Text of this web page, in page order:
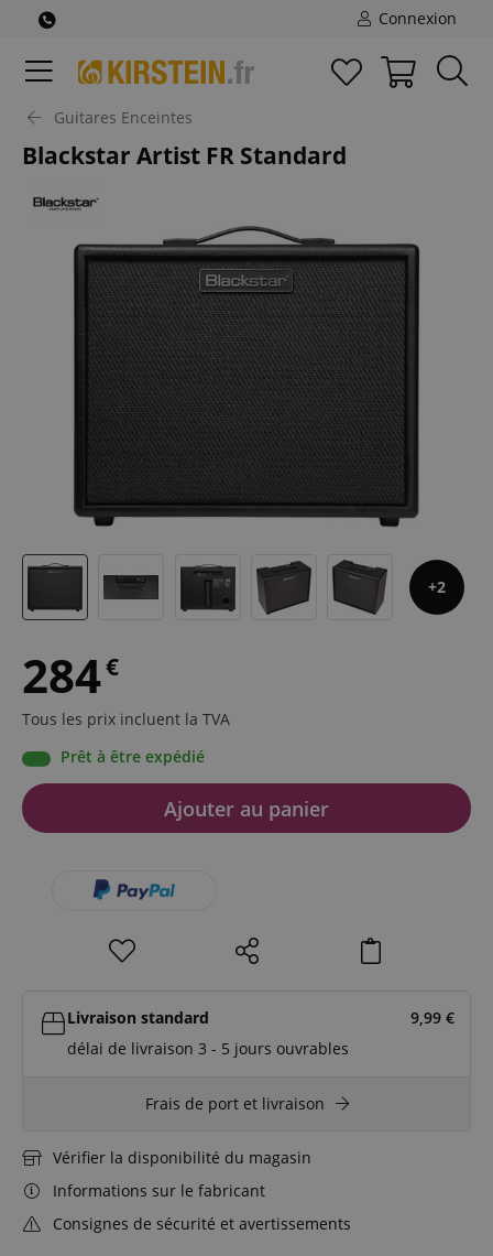
Connexion
Guitares Enceintes
Blackstar Artist FR Standard
2
284€
Tous les prix incluent la TVA
Prêt à être expédié
Ajouter au panier
Livraison standard 9,99 €
délai de livraison 3 - 5 jours ouvrables
Frais de port et livraison
Vérifier la disponibilité du magasin
Informations sur le fabricant
Consignes de sécurité et avertissements